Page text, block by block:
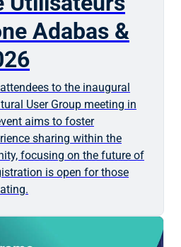
Adabas &
to the inaugural
User Group meeting in
aims to foster
sharing within the
focusing on the future of
is open for those